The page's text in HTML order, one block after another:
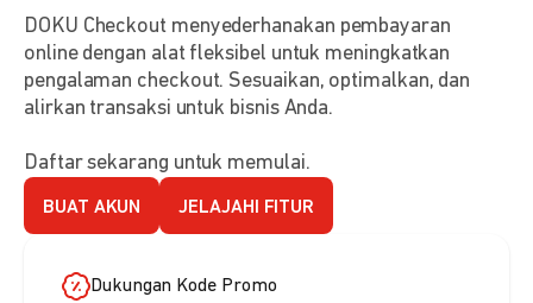
DOKU Checkout menyederhanakan pembayaran
online dengan alat fleksibel untuk meningkatkan
pengalaman checkout. Sesuaikan, optimalkan, dan
alirkan transaksi untuk bisnis Anda.
Daftar sekarang untuk memulai.
BUAT AKUN JELAJAHI FITUR
Dukungan Kode Promo